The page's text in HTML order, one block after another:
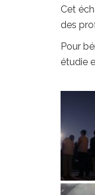
Cet
des
Pour
étudie